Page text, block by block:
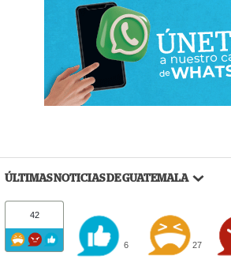
ÚLTIMAS NOTICIAS DE GUATEMALA
42
6 27